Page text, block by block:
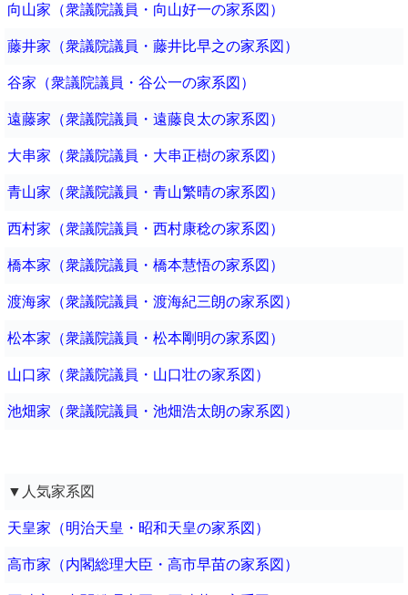
向山家（衆議院議員・向山好一の家系図）
藤井家（衆議院議員・藤井比早之の家系図）
谷家（衆議院議員・谷公一の家系図）
遠藤家（衆議院議員・遠藤良太の家系図）
大串家（衆議院議員・大串正樹の家系図）
青山家（衆議院議員・青山繁晴の家系図）
西村家（衆議院議員・西村康稔の家系図）
橋本家（衆議院議員・橋本慧悟の家系図）
渡海家（衆議院議員・渡海紀三朗の家系図）
松本家（衆議院議員・松本剛明の家系図）
山口家（衆議院議員・山口壮の家系図）
池畑家（衆議院議員・池畑浩太朗の家系図）
▼人気家系図
天皇家（明治天皇・昭和天皇の家系図）
高市家（内閣総理大臣・高市早苗の家系図）